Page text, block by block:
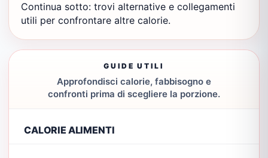
Continua sotto: trovi alternative e collegamenti
utili per confrontare altre calorie.
GUIDE UTILI
Approfondisci calorie, fabbisogno e
confronti prima di scegliere la porzione.
CALORIE ALIMENTI